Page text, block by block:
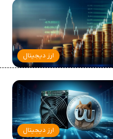
ارز دیجیتال
ارز دیجیتال